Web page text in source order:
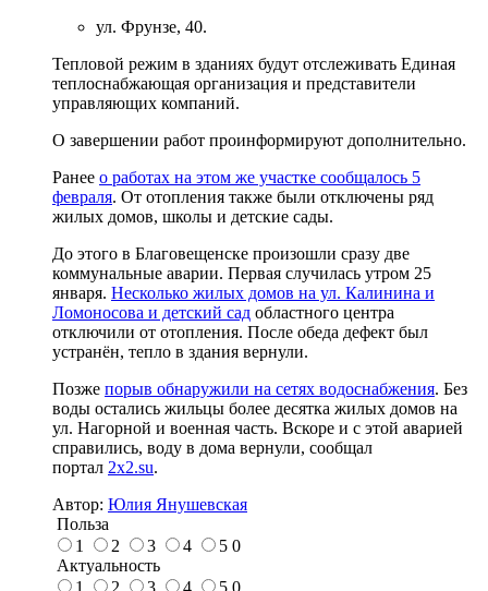
ул. Фрунзе, 40.
Тепловой режим в зданиях будут отслеживать Единая
теплоснабжающая организация и представители
управляющих компаний.
О завершении работ проинформируют дополнительно.
Ранее о работах на этом же участке сообщалось 5
февраля. От отопления также были отключены ряд
жилых домов, школы и детские сады.
До этого в Благовещенске произошли сразу две
коммунальные аварии. Первая случилась утром 25
января. Несколько жилых домов на ул. Калинина и
Ломоносова и детский сад областного центра
отключили от отопления. После обеда дефект был
устранён, тепло в здания вернули.
Позже порыв обнаружили на сетях водоснабжения. Без
воды остались жильцы более десятка жилых домов на
ул. Нагорной и военная часть. Вскоре и с этой аварией
справились, воду в дома вернули, сообщал
портал 2x2.su.
Автор: Юлия Янушевская
Польза
1
2 3 4 5 0
Актуальность
1
2 3 4 5 0